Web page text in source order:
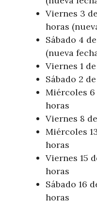
Viernes 3
horas
Sábado 4
(nueva
Viernes 1
Sábado 2
Miércoles 6
horas
Viernes 8
Miércoles
horas
Viernes 15
horas
Sábado 16
horas